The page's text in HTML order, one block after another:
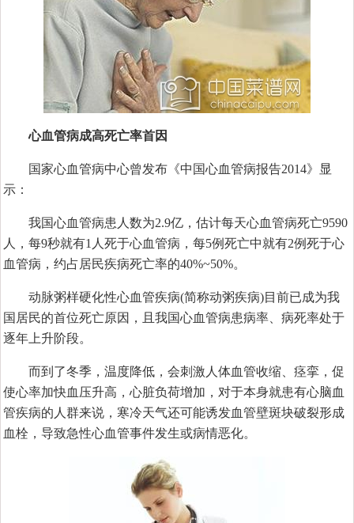
心血管病成高死亡率首因
国家心血管病中心曾发布《中国心血管病报告2014》显
示：
我国心血管病患人数为2.9亿，估计每天心血管病死亡9590
人，每9秒就有1人死于心血管病，每5例死亡中就有2例死于心
血管病，约占居民疾病死亡率的40%~50%。
动脉粥样硬化性心血管疾病(简称动粥疾病)目前已成为我
国居民的首位死亡原因，且我国心血管病患病率、病死率处于
逐年上升阶段。
而到了冬季，温度降低，会刺激人体血管收缩、痉挛，促
使心率加快血压升高，心脏负荷增加，对于本身就患有心脑血
管疾病的人群来说，寒冷天气还可能诱发血管壁斑块破裂形成
血栓，导致急性心血管事件发生或病情恶化。